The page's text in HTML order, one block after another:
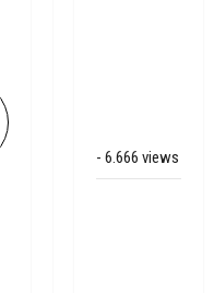
- 6.666 views